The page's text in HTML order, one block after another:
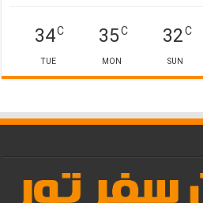
32C
SUN
35C
MON
34C
TUE